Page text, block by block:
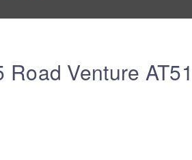
Venture AT51